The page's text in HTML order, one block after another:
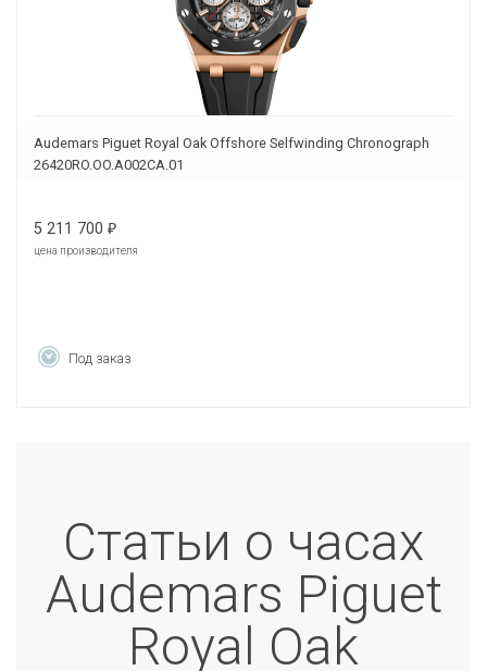
Audemars Piguet Royal Oak Offshore Selfwinding Chronograph
26420RO.OO.A002CA.01
5 211 700 ₽
цена производителя
Под заказ
Статьи о часах
Audemars Piguet
Royal Oak